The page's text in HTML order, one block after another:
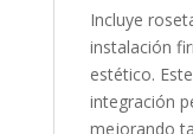
Incluye
instalación
estético.
integración
mejorando